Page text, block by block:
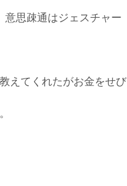
思疎通はジェスチャー
えてくれたがお金をせび